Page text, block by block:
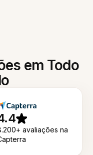
em Todo
avaliações na